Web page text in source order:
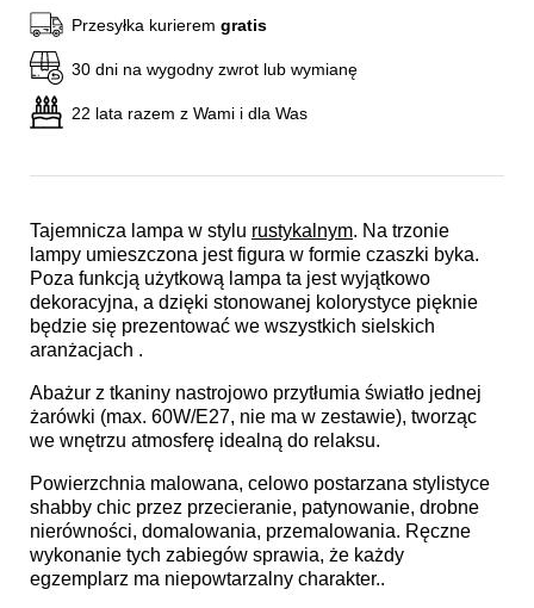
Tajemnicza lampa w stylu rustykalnym. Na trzonie
lampy umieszczona jest figura w formie czaszki byka.
Poza funkcją użytkową lampa ta jest wyjątkowo
dekoracyjna, a dzięki stonowanej kolorystyce pięknie
będzie się prezentować we wszystkich sielskich
aranżacjach .
Abażur z tkaniny nastrojowo przytłumia światło jednej
żarówki (max. 60W/E27, nie ma w zestawie), tworząc
we wnętrzu atmosferę idealną do relaksu.
Powierzchnia malowana, celowo postarzana stylistyce
shabby chic przez przecieranie, patynowanie, drobne
nierówności, domalowania, przemalowania. Ręczne
wykonanie tych zabiegów sprawia, że każdy
egzemplarz ma niepowtarzalny charakter..
Przesyłka kurierem gratis
30 dni na wygodny zwrot lub wymianę
22 lata razem z Wami i dla Was